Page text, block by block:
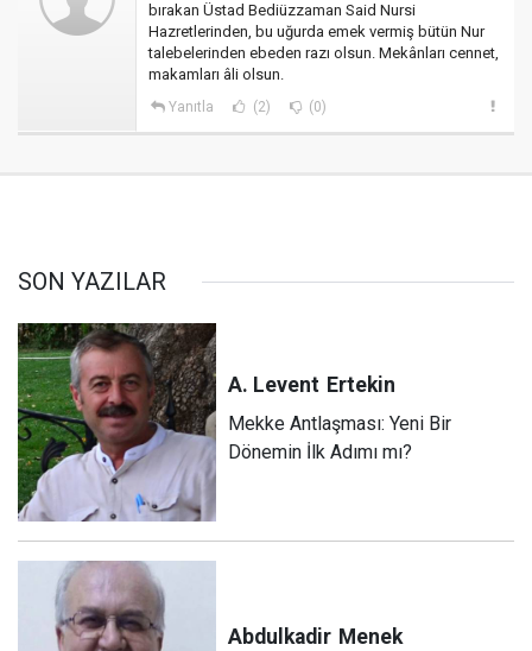
bırakan Üstad Bediüzzaman Said Nursi
Hazretlerinden, bu uğurda emek vermiş bütün Nur
talebelerinden ebeden razı olsun. Mekânları cennet,
makamları âli olsun.
Yanıtla (2) (0)
SON YAZILAR
A. Levent Ertekin
Mekke Antlaşması: Yeni Bir
Dönemin İlk Adımı mı?
Abdulkadir Menek